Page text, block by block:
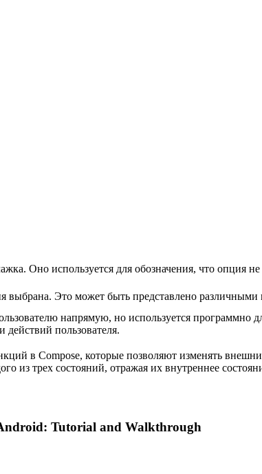
Оно используется для обозначения, что опция
выбрана. Это может быть представлено
напрямую, но используется программно
пользователя.
в Compose, которые позволяют изменять
из трех состояний, отражая их внутреннее
Tutorial and Walkthrough